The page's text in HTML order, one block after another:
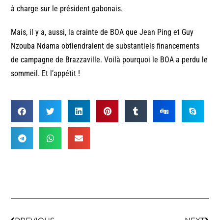
à charge sur le président gabonais.
Mais, il y a, aussi, la crainte de BOA que Jean Ping et Guy
Nzouba Ndama obtiendraient de substantiels financements
de campagne de Brazzaville. Voilà pourquoi le BOA a perdu le
sommeil. Et l’appétit !